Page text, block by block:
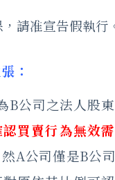
請准宣告假執行
：
B公司之法人股
認買賣行為無效
然A公司僅是B公